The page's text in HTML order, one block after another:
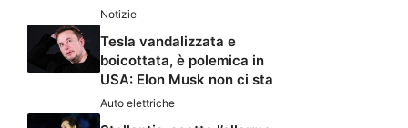
Notizie
Tesla vandalizzata e
boicottata, è polemica in
USA: Elon Musk non ci sta
Auto elettriche